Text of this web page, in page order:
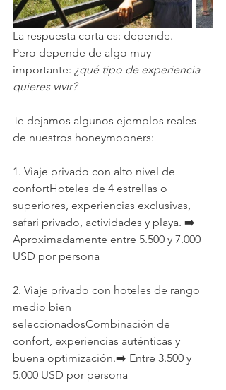
La respuesta corta es: depende.
Pero depende de algo muy
importante: ¿qué tipo de experiencia
quieres vivir?
Te dejamos algunos ejemplos reales
de nuestros honeymooners:
1. Viaje privado con alto nivel de
confortHoteles de 4 estrellas o
superiores, experiencias exclusivas,
safari privado, actividades y playa. ➡️
Aproximadamente entre 5.500 y 7.000
USD por persona
2. Viaje privado con hoteles de rango
medio bien
seleccionadosCombinación de
confort, experiencias auténticas y
buena optimización.➡️ Entre 3.500 y
5.000 USD por persona